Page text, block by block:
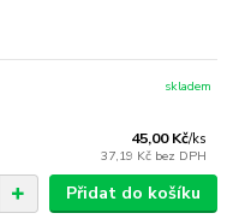
45,00 Kč/ks
37,19 Kč bez DPH
skladem
Přidat do košíku